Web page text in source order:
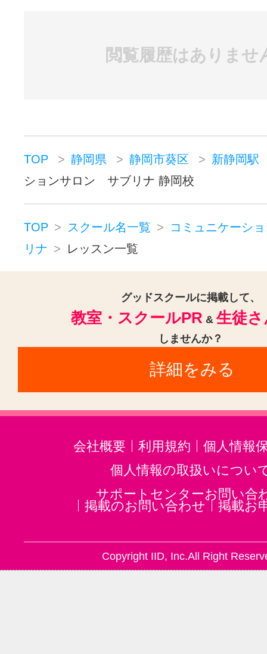
閲覧履歴はありませ
TOP 静岡県 静岡市葵区
新静岡駅
ションサロン サブリナ 静岡校
TOP スクール名一覧
コミュニケーシ
リナ
レッスン一覧
グッドスクールに掲載して、
教室・スクールPR & 生徒
しませんか？
詳細をみる
会社概要 利用規約
個人情報
個人情報の取扱いについ
サポートセンターお問い合
掲載のお問い合わせ
掲載お
Copyright IID, Inc.All Right